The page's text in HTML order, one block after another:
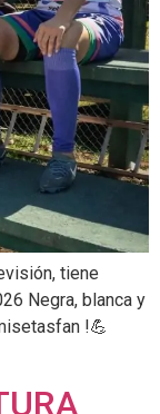
tiene
Negra, blanca y
!💪